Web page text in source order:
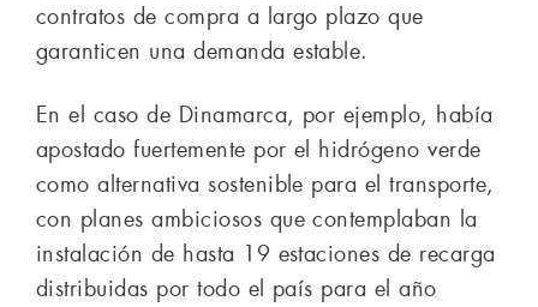
contratos de compra a largo plazo que
garanticen una demanda estable.
En el caso de Dinamarca, por ejemplo, había
apostado fuertemente por el hidrógeno verde
como alternativa sostenible para el transporte,
con planes ambiciosos que contemplaban la
instalación de hasta 19 estaciones de recarga
distribuidas por todo el país para el año